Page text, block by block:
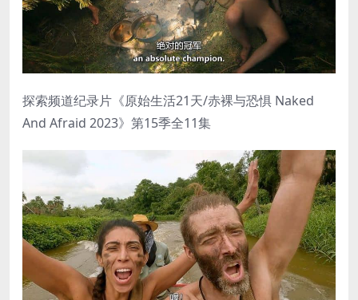
探索频道纪录片《原始生活21天/赤裸与恐惧 Naked
And Afraid 2023》第15季全11集